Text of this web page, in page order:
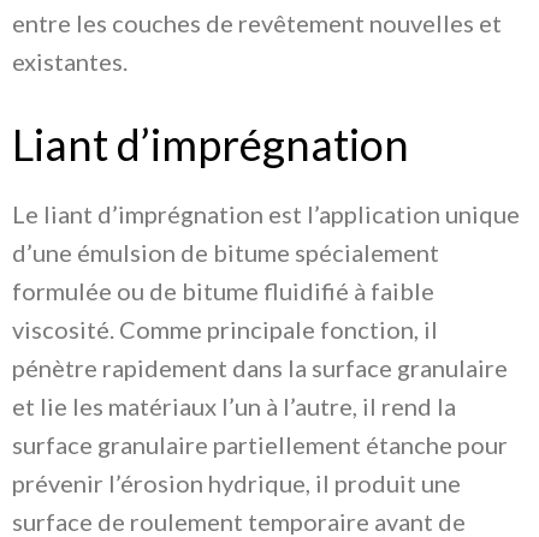
entre les couches de revêtement nouvelles et
existantes.
Liant d’imprégnation
Le liant d’imprégnation est l’application unique
d’une émulsion de bitume spécialement
formulée ou de bitume fluidifié à faible
viscosité. Comme principale fonction, il
pénètre rapidement dans la surface granulaire
et lie les matériaux l’un à l’autre, il rend la
surface granulaire partiellement étanche pour
prévenir l’érosion hydrique, il produit une
surface de roulement temporaire avant de